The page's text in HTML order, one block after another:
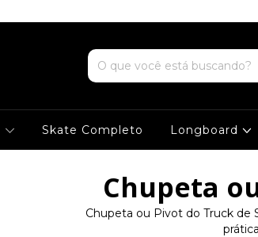
Skate Completo Longboard
Chupeta
Chupeta ou Pivot do Truck de